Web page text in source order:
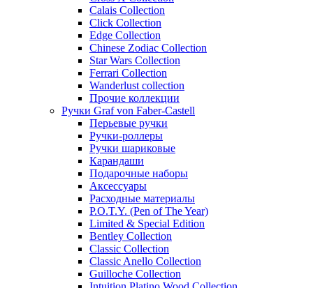
Calais Collection
Click Collection
Edge Collection
Chinese Zodiac Collection
Star Wars Collection
Ferrari Collection
Wanderlust collection
Прочие коллекции
Ручки Graf von Faber-Castell
Перьевые ручки
Ручки-роллеры
Ручки шариковые
Карандаши
Подарочные наборы
Аксессуары
Расходные материалы
P.O.T.Y. (Pen of The Year)
Limited & Special Edition
Bentley Collection
Classic Collection
Classic Anello Collection
Guilloche Collection